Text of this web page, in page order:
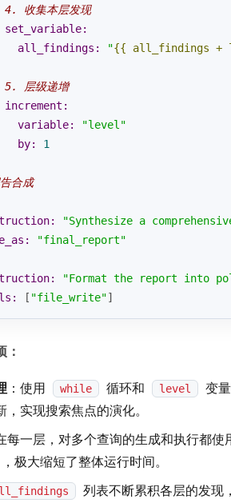
4. 收集本层发现
set_variable:
all_findings: "{{ all_findings +
5. 层级递增
increment:
variable:
"level"
by:
1
合成
"Synthesize a
"final_report"
"Format the report into
[ "file_write"]
：
：使用 while 循环和 level
变
实现搜索焦点的演化。
每一层，对多个查询的生成和执行都
极大缩短了整体运行时间。
列表不断累积各层的发现